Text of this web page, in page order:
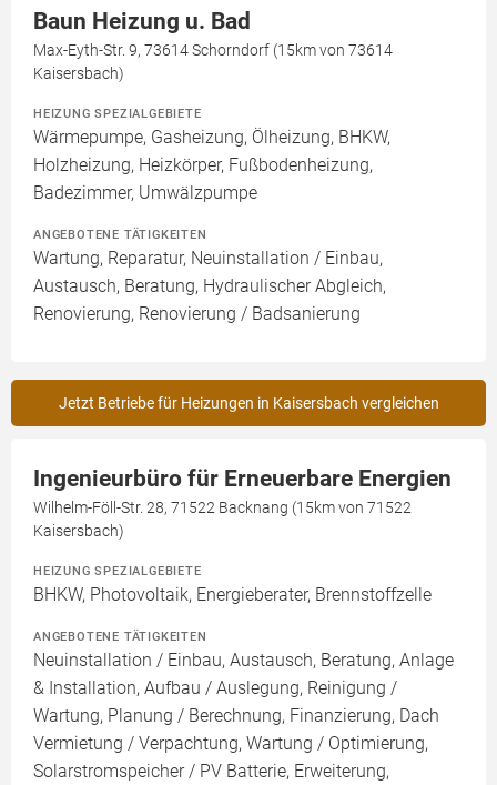
Baun Heizung u. Bad
Max-Eyth-Str. 9, 73614 Schorndorf (15km von 73614
Kaisersbach)
HEIZUNG SPEZIALGEBIETE
Wärmepumpe, Gasheizung, Ölheizung, BHKW,
Holzheizung, Heizkörper, Fußbodenheizung,
Badezimmer, Umwälzpumpe
ANGEBOTENE TÄTIGKEITEN
Wartung, Reparatur, Neuinstallation / Einbau,
Austausch, Beratung, Hydraulischer Abgleich,
Renovierung, Renovierung / Badsanierung
Jetzt Betriebe für Heizungen in Kaisersbach vergleichen
Ingenieurbüro für Erneuerbare Energien
Wilhelm-Föll-Str. 28, 71522 Backnang (15km von 71522
Kaisersbach)
HEIZUNG SPEZIALGEBIETE
BHKW, Photovoltaik, Energieberater, Brennstoffzelle
ANGEBOTENE TÄTIGKEITEN
Neuinstallation / Einbau, Austausch, Beratung, Anlage
& Installation, Aufbau / Auslegung, Reinigung /
Wartung, Planung / Berechnung, Finanzierung, Dach
Vermietung / Verpachtung, Wartung / Optimierung,
Solarstromspeicher / PV Batterie, Erweiterung,